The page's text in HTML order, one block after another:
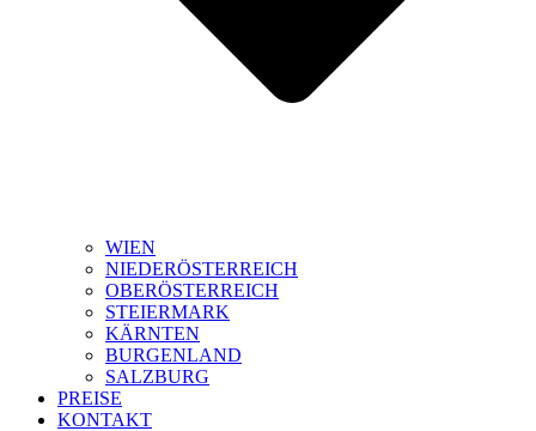
WIEN
NIEDERÖSTERREICH
OBERÖSTERREICH
STEIERMARK
KÄRNTEN
BURGENLAND
SALZBURG
PREISE
KONTAKT